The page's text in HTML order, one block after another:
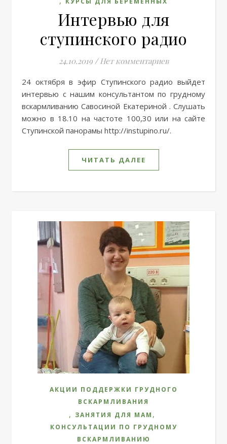
Интервью для
ступинского радио
24.10.2019 / Нет комментариев
24 октября в эфир Ступинского радио выйдет
интервью с нашим консультантом по грудному
вскармливанию Савосиной Екатериной . Слушать
можно в 18.10 на частоте 100,30 или на сайте
Ступинской панорамы http://instupino.ru/.
ЧИТАТЬ ДАЛЕЕ
АКЦИИ ПОДДЕРЖКИ ГРУДНОГО
ВСКАРМЛИВАНИЯ
, ЗАНЯТИЯ ДЛЯ МАМ ,
КОНСУЛЬТАЦИИ ПО ГРУДНОМУ
ВСКАРМЛИВАНИЮ